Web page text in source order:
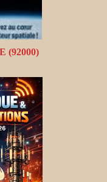
(92000)